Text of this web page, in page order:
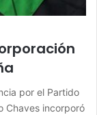
por el Partido
Chaves incorporó